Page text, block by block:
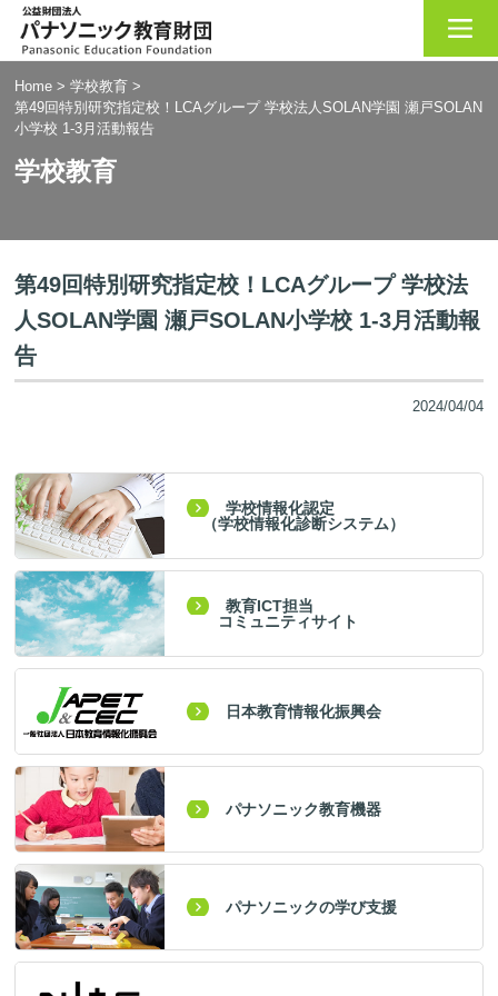
Home >学校教育 >
第49回特別研究指定校！LCAグループ 学校法人SOLAN学園 瀬戸SOLAN
小学校 1-3月活動報告
学校教育
第49回特別研究指定校！LCAグループ 学校法
人SOLAN学園 瀬戸SOLAN小学校 1-3月活動報
告
2024/04/04
学校情報化認定
（学校情報化診断システム）
教育ICT担当
コミュニティサイト
日本教育情報化振興会
パナソニック教育機器
パナソニックの学び支援